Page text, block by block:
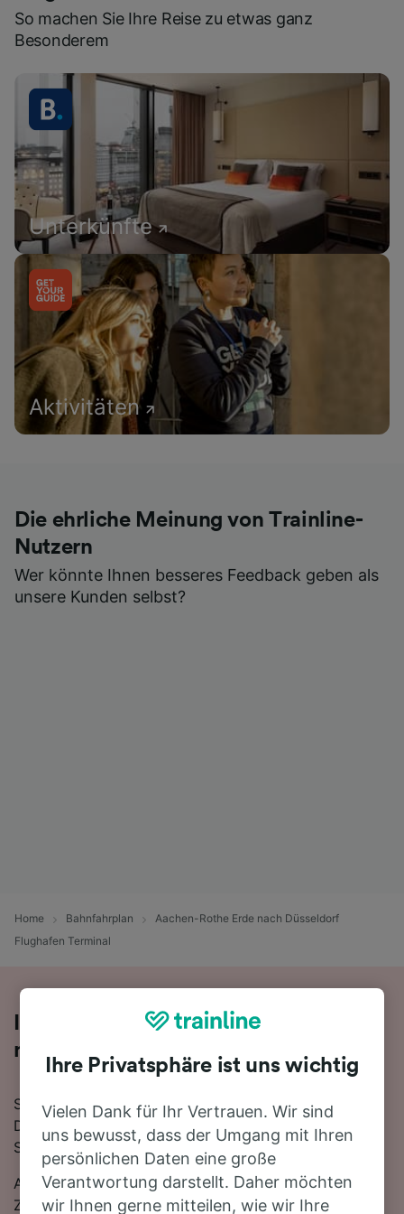
So machen Sie Ihre Reise zu etwas ganz
Besonderem
Unterkünfte
Aktivitäten
Die ehrliche Meinung von Trainline-
Nutzern
Wer könnte Ihnen besseres Feedback geben als
unsere Kunden selbst?
Home Bahnfahrplan
Aachen-Rothe Erde nach Düsseldorf
Flughafen Terminal
Ihre Zugfahrt von Aachen-Rothe Erde
nach Düsseldorf Flughafen Terminal
Sie planen eine Zugfahrt von Aachen-Rothe Erde nach
Düsseldorf Flughafen Terminal? Starten Sie jetzt Ihre
Suche!
Auf der 72 km langen Strecke fahren in der Regel 68
Züge, die schnellste Reisezeit beträgt dabei 1 Stunde
Ihre Privatsphäre ist uns wichtig
Vielen Dank für Ihr Vertrauen. Wir sind
uns bewusst, dass der Umgang mit Ihren
persönlichen Daten eine große
Verantwortung darstellt. Daher möchten
wir Ihnen gerne mitteilen, wie wir Ihre